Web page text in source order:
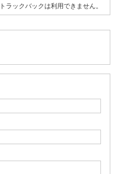
トラックバックは利用できません。